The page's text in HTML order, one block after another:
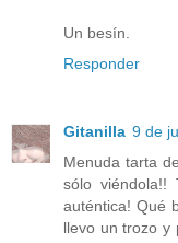
Un besín.
Responder
Gitanilla 9 de
Menuda tarta
sólo viéndola!!
auténtica! Qué
llevo un trozo y